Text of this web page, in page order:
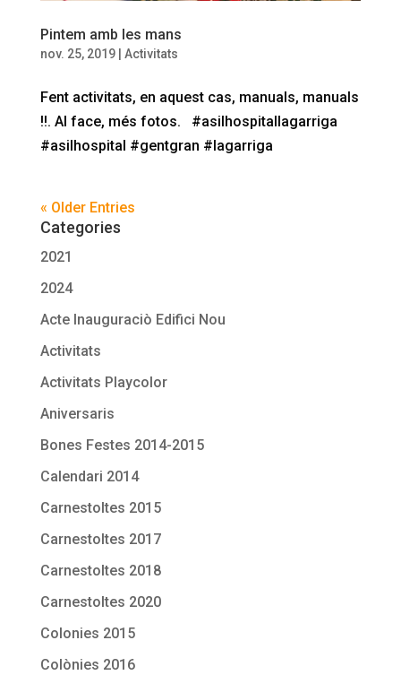
Pintem amb les mans
nov. 25, 2019| Activitats
Fent activitats, en aquest cas, manuals, manuals
!!. Al face, més fotos. #asilhospitallagarriga
#asilhospital #gentgran #lagarriga
« Older Entries
Categories
2021
2024
Acte Inauguraciò Edifici Nou
Activitats
Activitats Playcolor
Aniversaris
Bones Festes 2014-2015
Calendari 2014
Carnestoltes 2015
Carnestoltes 2017
Carnestoltes 2018
Carnestoltes 2020
Colonies 2015
Colònies 2016